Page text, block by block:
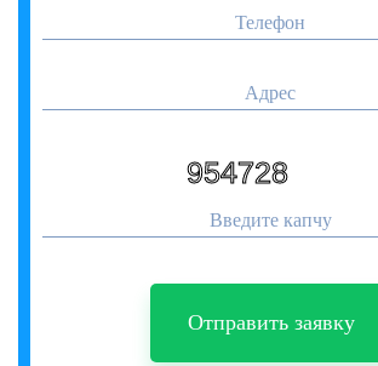
Отправить заявку